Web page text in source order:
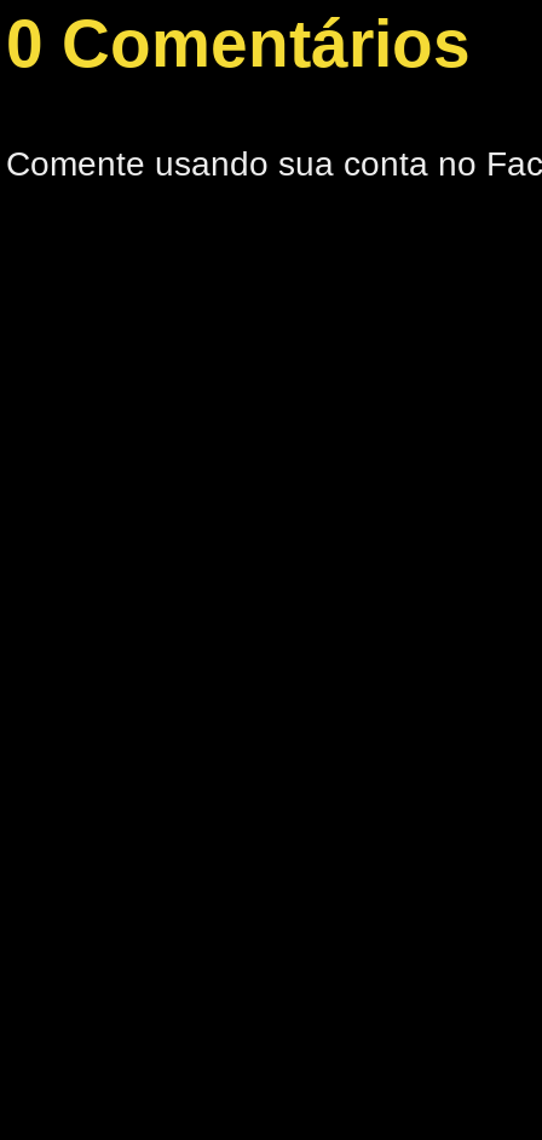
0 Comentários
Comente usando sua conta no